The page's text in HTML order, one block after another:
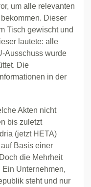
um alle relevanten
Dieser
Tisch gewischt und
lautete: alle
Ausschuss wurde
Die
in der
Akten nicht
bis zuletzt
(jetzt HETA)
Basis einer
die Mehrheit
Unternehmen,
steht und nur